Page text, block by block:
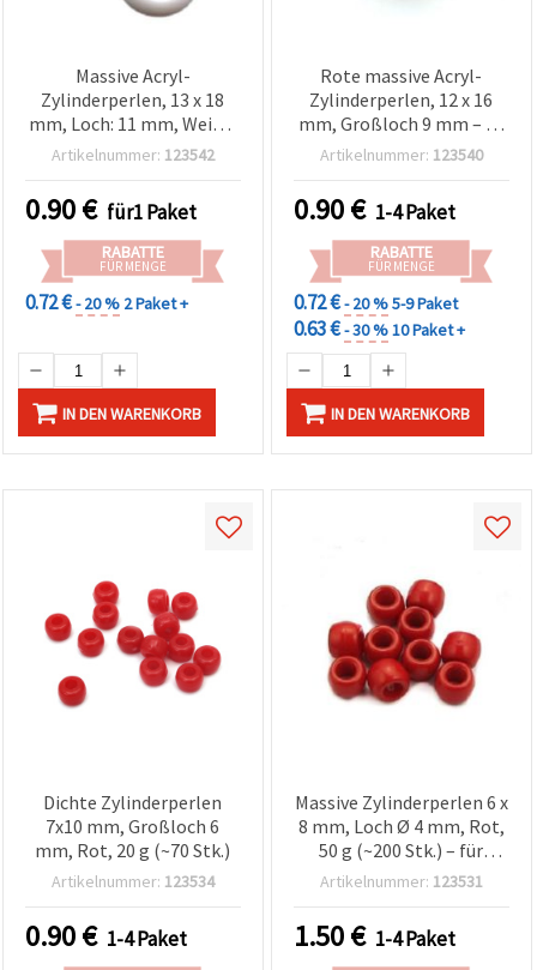
Massive Acryl-
Zylinderperlen, 13 x 18
mm, Loch: 11 mm, Weiß –
50 g
Artikelnummer: 123542
0.90€ für1 Paket
RABATTE
FÜR MENGE
0.72 €- 20 % 2 Paket +
IN DEN WARENKORB
Rote massive Acryl-
Zylinderperlen, 12 x 16
mm, Großloch 9 mm – 50
g, perfekt für Statement-
Schmuckgestaltung
Artikelnummer: 123540
0.90€ 1-4 Paket
RABATTE
FÜR MENGE
0.72 €- 20 %5-9 Paket
0.63 €- 30 %10 Paket +
IN DEN WARENKORB
Dichte Zylinderperlen
7x10 mm, Großloch 6
mm, Rot, 20 g (~70 Stk.)
Artikelnummer: 123534
0.90€ 1-4 Paket
Massive Zylinderperlen 6 x
8 mm, Loch Ø 4 mm, Rot,
50 g (~200 Stk.) – für
Martenitsa, Armbänder &
Artikelnummer: 123531
1.50€ 1-4 Paket